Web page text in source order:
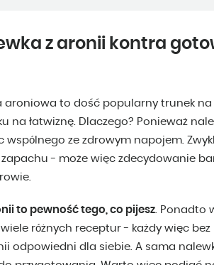
z aronii kontra
aroniowa to dość popularny trunek na
na łatwiznę. Dlaczego? Ponieważ
wspólnego ze zdrowym napojem.
- może więc zdecydowanie
to pewność tego, co pijesz . Ponadto
różnych receptur - każdy więc
odpowiedni dla siebie. A sama